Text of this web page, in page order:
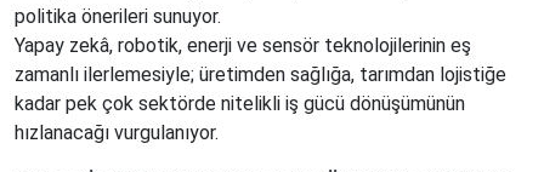
politika önerileri sunuyor.
Yapay zekâ, robotik, enerji ve sensör teknolojilerinin eş
zamanlı ilerlemesiyle; üretimden sağlığa, tarımdan lojistiğe
kadar pek çok sektörde nitelikli iş gücü dönüşümünün
hızlanacağı vurgulanıyor.